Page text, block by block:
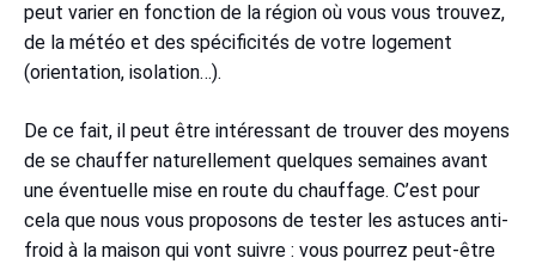
peut varier en fonction de la région où vous vous trouvez,
de la météo et des spécificités de votre logement
(orientation, isolation…).
De ce fait, il peut être intéressant de trouver des moyens
de se chauffer naturellement quelques semaines avant
une éventuelle mise en route du chauffage. C’est pour
cela que nous vous proposons de tester les astuces anti-
froid à la maison qui vont suivre : vous pourrez peut-être